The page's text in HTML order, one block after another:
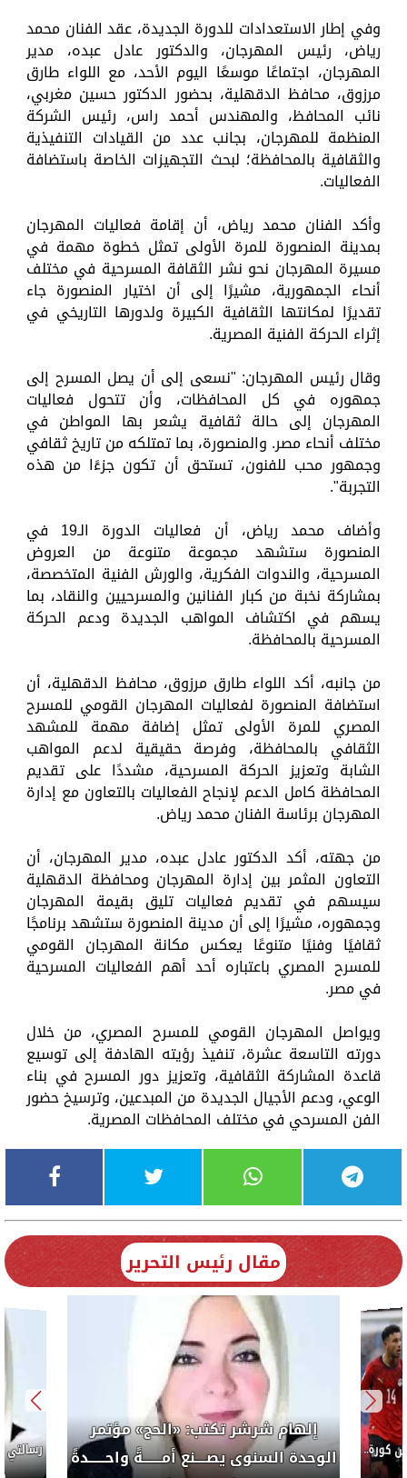
وفي إطار الاستعدادات للدورة الجديدة، عقد الفنان محمد
رياض، رئيس المهرجان، والدكتور عادل عبده، مدير
المهرجان، اجتماعًا موسعًا اليوم الأحد، مع اللواء طارق
مرزوق، محافظ الدقهلية، بحضور الدكتور حسين مغربي،
نائب المحافظ، والمهندس أحمد راس، رئيس الشركة
المنظمة للمهرجان، بجانب عدد من القيادات التنفيذية
والثقافية بالمحافظة؛ لبحث التجهيزات الخاصة باستضافة
الفعاليات.
وأكد الفنان محمد رياض، أن إقامة فعاليات المهرجان
بمدينة المنصورة للمرة الأولى تمثل خطوة مهمة في
مسيرة المهرجان نحو نشر الثقافة المسرحية في مختلف
أنحاء الجمهورية، مشيرًا إلى أن اختيار المنصورة جاء
تقديرًا لمكانتها الثقافية الكبيرة ولدورها التاريخي في
إثراء الحركة الفنية المصرية.
وقال رئيس المهرجان: "نسعى إلى أن يصل المسرح إلى
جمهوره في كل المحافظات، وأن تتحول فعاليات
المهرجان إلى حالة ثقافية يشعر بها المواطن في
مختلف أنحاء مصر. والمنصورة، بما تمتلكه من تاريخ ثقافي
وجمهور محب للفنون، تستحق أن تكون جزءًا من هذه
التجربة".
وأضاف محمد رياض، أن فعاليات الدورة الـ19 في
المنصورة ستشهد مجموعة متنوعة من العروض
المسرحية، والندوات الفكرية، والورش الفنية المتخصصة،
بمشاركة نخبة من كبار الفنانين والمسرحيين والنقاد، بما
يسهم في اكتشاف المواهب الجديدة ودعم الحركة
المسرحية بالمحافظة.
من جانبه، أكد اللواء طارق مرزوق، محافظ الدقهلية، أن
استضافة المنصورة لفعاليات المهرجان القومي للمسرح
المصري للمرة الأولى تمثل إضافة مهمة للمشهد
الثقافي بالمحافظة، وفرصة حقيقية لدعم المواهب
الشابة وتعزيز الحركة المسرحية، مشددًا على تقديم
المحافظة كامل الدعم لإنجاح الفعاليات بالتعاون مع إدارة
المهرجان برئاسة الفنان محمد رياض.
من جهته، أكد الدكتور عادل عبده، مدير المهرجان، أن
التعاون المثمر بين إدارة المهرجان ومحافظة الدقهلية
سيسهم في تقديم فعاليات تليق بقيمة المهرجان
وجمهوره، مشيرًا إلى أن مدينة المنصورة ستشهد برنامجًا
ثقافيًا وفنيًا متنوعًا يعكس مكانة المهرجان القومي
للمسرح المصري باعتباره أحد أهم الفعاليات المسرحية
في مصر.
ويواصل المهرجان القومي للمسرح المصري، من خلال
دورته التاسعة عشرة، تنفيذ رؤيته الهادفة إلى توسيع
قاعدة المشاركة الثقافية، وتعزيز دور المسرح في بناء
الوعي، ودعم الأجيال الجديدة من المبدعين، وترسيخ حضور
الفن المسرحي في مختلف المحافظات المصرية.
مقال رئيس التحرير
إلهام شرشر تكتب: «الحج» مؤتمر
الوحدة السنوى يصــــنع أمـــــــةً واحــــــدةً
كورة..